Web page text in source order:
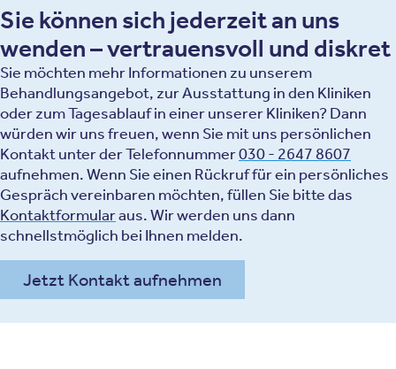
Sie können sich jederzeit an uns
wenden – vertrauensvoll und diskret
Sie möchten mehr Informationen zu unserem
Behandlungsangebot, zur Ausstattung in den Kliniken
oder zum Tagesablauf in einer unserer Kliniken? Dann
würden wir uns freuen, wenn Sie mit uns persönlichen
Kontakt unter der Telefonnummer030 - 2647 8607
aufnehmen. Wenn Sie einen Rückruf für ein persönliches
Gespräch vereinbaren möchten, füllen Sie bitte das
Kontaktformularaus. Wir werden uns dann
schnellstmöglich bei Ihnen melden.
Jetzt Kontakt aufnehmen